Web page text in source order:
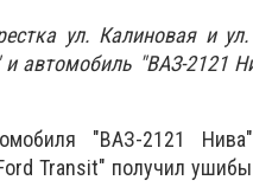
ул. Калиновая и
автомобиль "ВАЗ-2121
"ВАЗ-2121
Transit" получил